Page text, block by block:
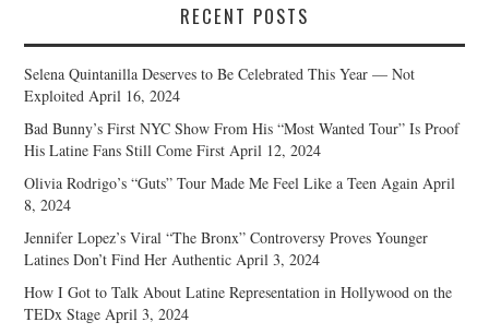
RECENT POSTS
Selena Quintanilla Deserves to Be Celebrated This Year — Not
Exploited April 16, 2024
Bad Bunny’s First NYC Show From His “Most Wanted Tour” Is Proof
His Latine Fans Still Come First April 12, 2024
Olivia Rodrigo’s “Guts” Tour Made Me Feel Like a Teen Again April
8, 2024
Jennifer Lopez’s Viral “The Bronx” Controversy Proves Younger
Latines Don’t Find Her Authentic April 3, 2024
How I Got to Talk About Latine Representation in Hollywood on the
TEDx Stage April 3, 2024